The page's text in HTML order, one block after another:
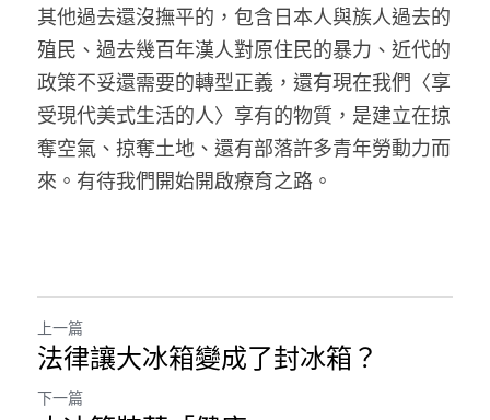
其他過去還沒撫平的，包含日本人與族人過去的
殖民、過去幾百年漢人對原住民的暴力、近代的
政策不妥還需要的轉型正義，還有現在我們〈享
受現代美式生活的人〉享有的物質，是建立在掠
奪空氣、掠奪土地、還有部落許多青年勞動力而
來。有待我們開始開啟療育之路。
上一篇
法律讓大冰箱變成了封冰箱？
下一篇